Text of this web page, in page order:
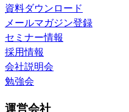
資料ダウンロード
メールマガジン登録
セミナー情報
採用情報
会社説明会
勉強会
運営会社